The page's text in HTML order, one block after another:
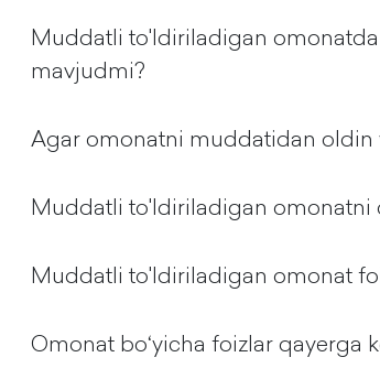
Muddatli to'ldiriladigan
mavjudmi?
Agar omonatni muddatidan oldin
Muddatli to'ldiriladigan omonatni
Muddatli to'ldiriladigan omonat
Omonat boʻyicha foizlar qayerga